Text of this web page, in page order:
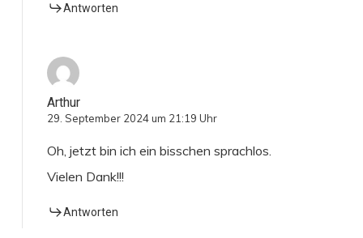
Antworten
Arthur
29. September 2024 um 21:19 Uhr
Oh, jetzt bin ich ein bisschen sprachlos.
Vielen Dank!!!
Antworten